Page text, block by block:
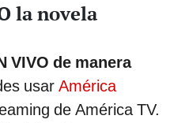
la novela
VIVO de manera
usar América
de América TV.